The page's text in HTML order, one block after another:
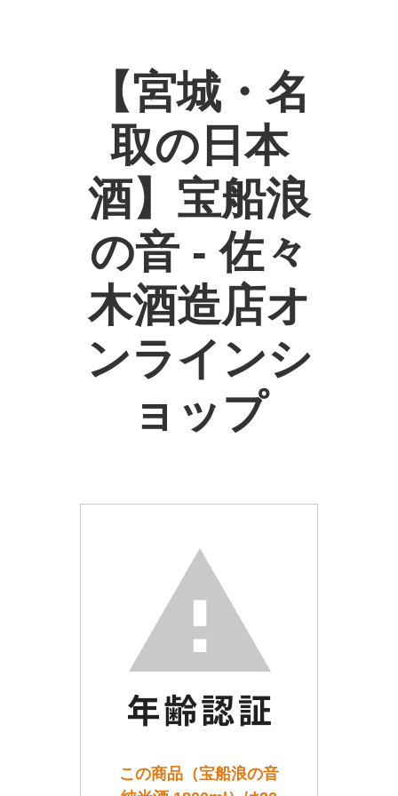
【宮城・名
取の日本
酒】宝船浪
の音 - 佐々
木酒造店オ
ンラインシ
ョップ
この商品（宝船浪の音